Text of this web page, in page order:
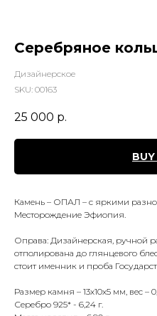
Серебряное
Дизайнерское
SKU: 00163
25 000 р.
Камень – ОПАЛ – с яркими
Месторождение Эфиопия.
Оправа: Дизайнерская, ручной
отполирована до глянцевого
стоит именник и проба
Размер камня – 13х10х5 мм, вес –
Серебро 925* - 6,24 г.